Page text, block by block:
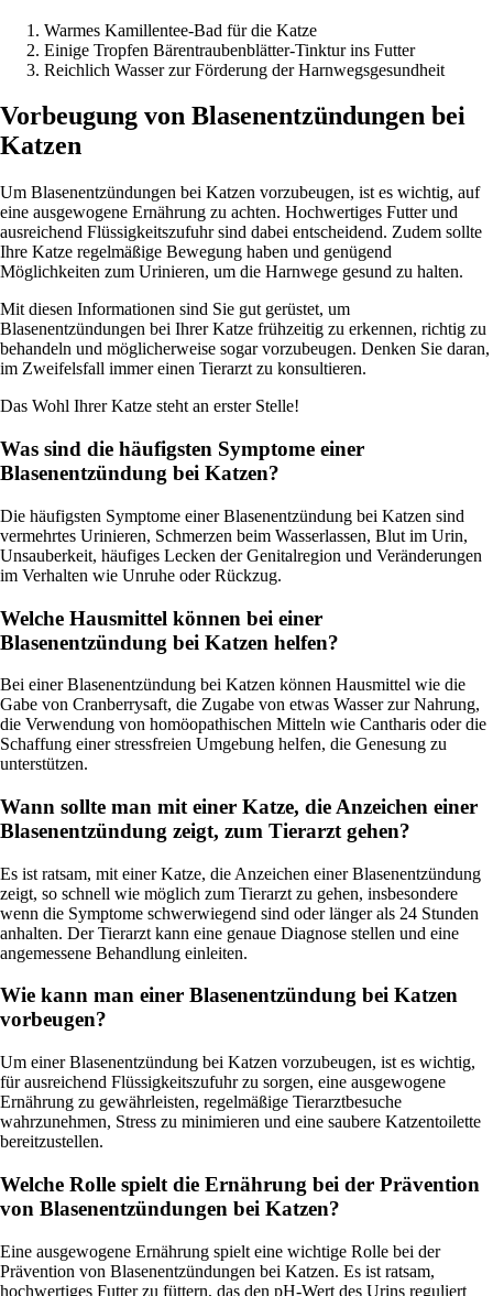
Warmes Kamillentee-Bad für die Katze
Einige Tropfen Bärentraubenblätter-Tinktur ins Futter
Reichlich Wasser zur Förderung der Harnwegsgesundheit
Vorbeugung von Blasenentzündungen bei
Katzen
Um Blasenentzündungen bei Katzen vorzubeugen, ist es wichtig, auf
eine ausgewogene Ernährung zu achten. Hochwertiges Futter und
ausreichend Flüssigkeitszufuhr sind dabei entscheidend. Zudem sollte
Ihre Katze regelmäßige Bewegung haben und genügend
Möglichkeiten zum Urinieren, um die Harnwege gesund zu halten.
Mit diesen Informationen sind Sie gut gerüstet, um
Blasenentzündungen bei Ihrer Katze frühzeitig zu erkennen, richtig zu
behandeln und möglicherweise sogar vorzubeugen. Denken Sie daran,
im Zweifelsfall immer einen Tierarzt zu konsultieren.
Das Wohl Ihrer Katze steht an erster Stelle!
Was sind die häufigsten Symptome einer
Blasenentzündung bei Katzen?
Die häufigsten Symptome einer Blasenentzündung bei Katzen sind
vermehrtes Urinieren, Schmerzen beim Wasserlassen, Blut im Urin,
Unsauberkeit, häufiges Lecken der Genitalregion und Veränderungen
im Verhalten wie Unruhe oder Rückzug.
Welche Hausmittel können bei einer
Blasenentzündung bei Katzen helfen?
Bei einer Blasenentzündung bei Katzen können Hausmittel wie die
Gabe von Cranberrysaft, die Zugabe von etwas Wasser zur Nahrung,
die Verwendung von homöopathischen Mitteln wie Cantharis oder die
Schaffung einer stressfreien Umgebung helfen, die Genesung zu
unterstützen.
Wann sollte man mit einer Katze, die Anzeichen einer
Blasenentzündung zeigt, zum Tierarzt gehen?
Es ist ratsam, mit einer Katze, die Anzeichen einer Blasenentzündung
zeigt, so schnell wie möglich zum Tierarzt zu gehen, insbesondere
wenn die Symptome schwerwiegend sind oder länger als 24 Stunden
anhalten. Der Tierarzt kann eine genaue Diagnose stellen und eine
angemessene Behandlung einleiten.
Wie kann man einer Blasenentzündung bei Katzen
vorbeugen?
Um einer Blasenentzündung bei Katzen vorzubeugen, ist es wichtig,
für ausreichend Flüssigkeitszufuhr zu sorgen, eine ausgewogene
Ernährung zu gewährleisten, regelmäßige Tierarztbesuche
wahrzunehmen, Stress zu minimieren und eine saubere Katzentoilette
bereitzustellen.
Welche Rolle spielt die Ernährung bei der Prävention
von Blasenentzündungen bei Katzen?
Eine ausgewogene Ernährung spielt eine wichtige Rolle bei der
Prävention von Blasenentzündungen bei Katzen. Es ist ratsam,
hochwertiges Futter zu füttern, das den pH-Wert des Urins reguliert